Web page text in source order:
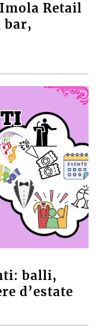
Retail
bar,
balli,
d’estate